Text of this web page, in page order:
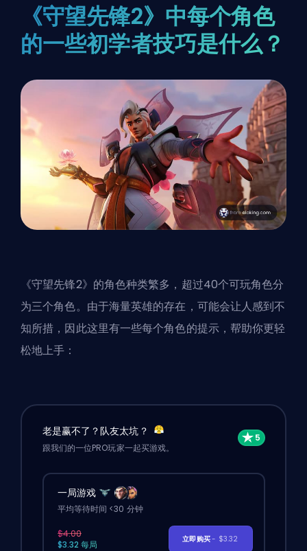
《守望先锋2》中每个角色
的一些初学者技巧是什么？
《守望先锋2》的角色种类繁多，超过40个可玩角色分
为三个角色。由于海量英雄的存在，可能会让人感到不
知所措，因此这里有一些每个角色的提示，帮助你更轻
松地上手：
老是赢不了？队友太坑？
跟我们的一位PRO玩家一起买游戏。
一局游戏
平均等待时间 <30 分钟
$4.00
$3.32 每局
立即购买- $3.32